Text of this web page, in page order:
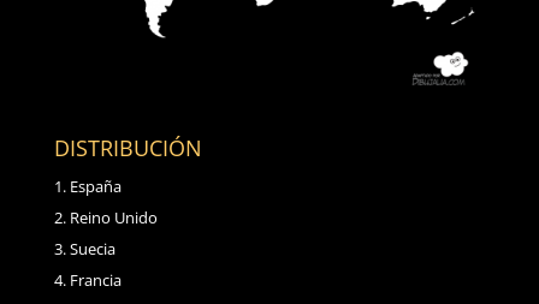
DISTRIBUCIÓN
España
Reino Unido
Suecia
Francia